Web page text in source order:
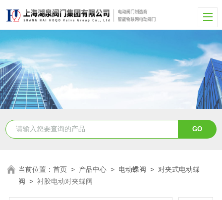
当前位置：首页 > 产品中心 > 电动蝶阀 > 对夹式电动蝶
阀 >衬胶电动对夹蝶阀